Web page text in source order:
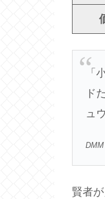
「
ド
ュ
DMM
賢者